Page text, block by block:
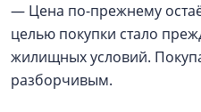
— Цена по-прежнему
целью покупки стало
жилищных условий.
разборчивым.